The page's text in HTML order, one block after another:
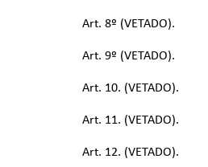
Art. 8º (VETADO).
Art. 9º (VETADO).
Art. 10. (VETADO).
Art. 11. (VETADO).
Art. 12. (VETADO).